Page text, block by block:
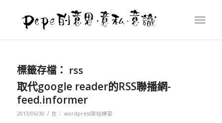
標籤存檔： rss
取代google reader的RSS聯播網-
feed.informer
2013/06/30 / 在： wordpress架站練習